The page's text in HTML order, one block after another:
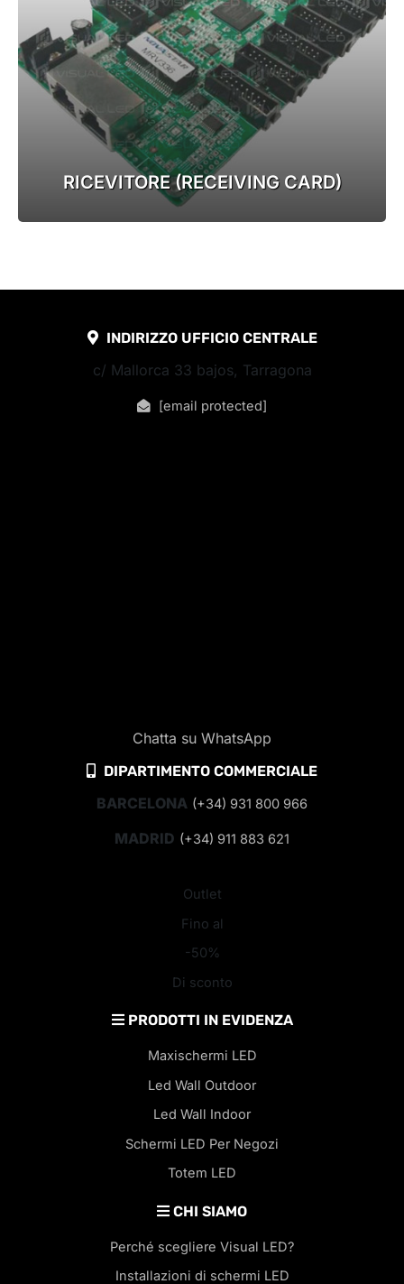
RICEVITORE (RECEIVING CARD)
INDIRIZZO UFFICIO CENTRALE
c/ Mallorca 33 bajos, Tarragona
[email protected]
Chatta su WhatsApp
DIPARTIMENTO COMMERCIALE
BARCELONA (+34) 931 800 966
MADRID (+34) 911 883 621
Outlet
Fino al
-50%
Di sconto
PRODOTTI IN EVIDENZA
Maxischermi LED
Led Wall Outdoor
Led Wall Indoor
Schermi LED Per Negozi
Totem LED
CHI SIAMO
Perché scegliere Visual LED?
Installazioni di schermi LED